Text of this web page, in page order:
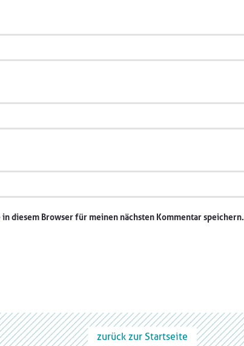
in diesem Browser für meinen nächsten Kommentar speichern.
zurück zur Startseite